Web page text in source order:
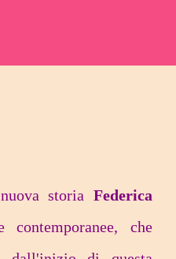
storia Federica
che